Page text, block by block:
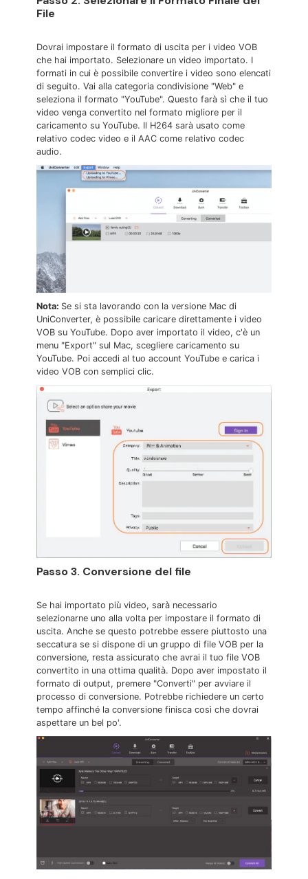
File
Dovrai impostare il formato di uscita per i video VOB
che hai importato. Selezionare un video importato. I
formati in cui è possibile convertire i video sono elencati
di seguito. Vai alla categoria condivisione "Web" e
seleziona il formato "YouTube". Questo farà sì che il tuo
video venga convertito nel formato migliore per il
caricamento su YouTube. Il H264 sarà usato come
relativo codec video e il AAC come relativo codec
audio.
Nota: Se si sta lavorando con la versione Mac di
UniConverter, è possibile caricare direttamente i video
VOB su YouTube. Dopo aver importato il video, c'è un
menu "Export" sul Mac, scegliere caricamento su
YouTube. Poi accedi al tuo account YouTube e carica i
video VOB con semplici clic.
Passo 3. Conversione del file
Se hai importato più video, sarà necessario
selezionarne uno alla volta per impostare il formato di
uscita. Anche se questo potrebbe essere piuttosto una
seccatura se si dispone di un gruppo di file VOB per la
conversione, resta assicurato che avrai il tuo file VOB
convertito in una ottima qualità. Dopo aver impostato il
formato di output, premere "Converti" per avviare il
processo di conversione. Potrebbe richiedere un certo
tempo affinché la conversione finisca così che dovrai
aspettare un bel po'.